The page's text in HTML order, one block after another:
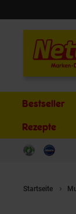
Bestseller
Rezepte
Startseite